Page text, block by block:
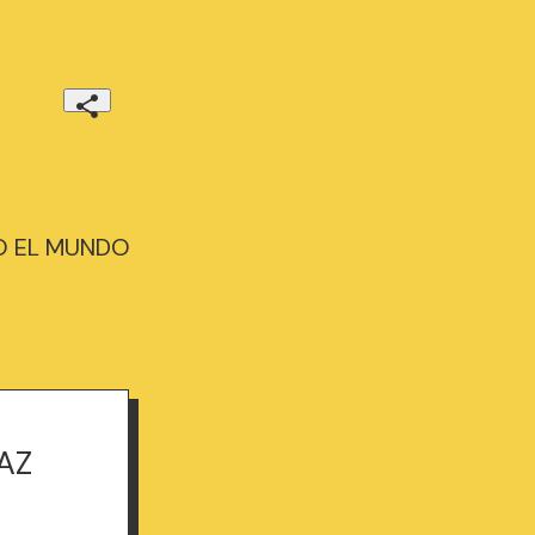
EL MUNDO